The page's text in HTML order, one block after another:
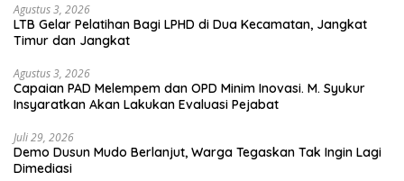
Agustus 3, 2026
LTB Gelar Pelatihan Bagi LPHD di Dua Kecamatan, Jangkat
Timur dan Jangkat
Agustus 3, 2026
Capaian PAD Melempem dan OPD Minim Inovasi. M. Syukur
Insyaratkan Akan Lakukan Evaluasi Pejabat
Juli 29, 2026
Demo Dusun Mudo Berlanjut, Warga Tegaskan Tak Ingin Lagi
Dimediasi